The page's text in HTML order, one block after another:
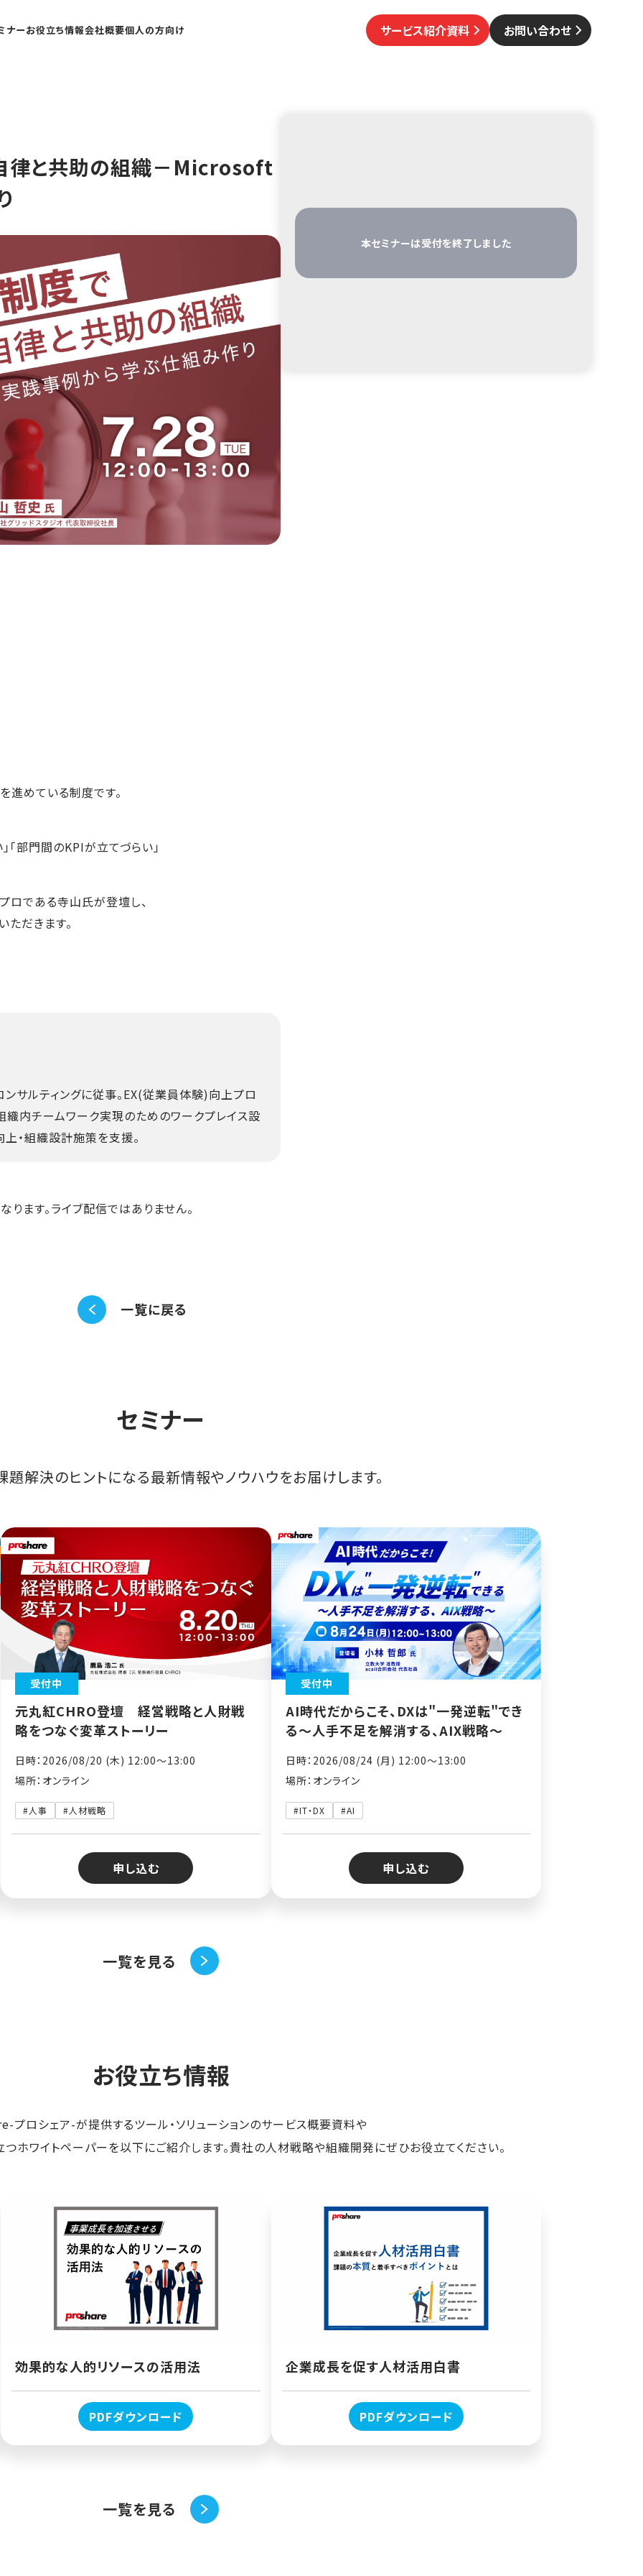
ナーお役立ち情報会社概要個人の方向け サービス紹介資料 お問い合わせ
律と共助の組織－Microsoft
進めている制度です。
「部門間のKPIが立てづらい」
ロである寺山氏が登壇し、
だきます。
サルティングに従事。EX(従業員体験)向上プロ
織内チームワーク実現のためのワークプレイス設
・組織設計施策を支援。
す。ライブ配信ではありません。
本セミナーは受付を終了しました
一覧に戻る
セミナー
題解決のヒントになる最新情報やノウハウをお届けします。
受付中
元丸紅CHRO登壇 経営戦略と人財戦
略をつなぐ変革ストーリー
日時：2026/08/20 (木) 12:00〜13:00
場所：オンライン
#人事 #人材戦略
申し込む
受付中
AI時代だからこそ、DXは"一発逆転"でき
る～人手不足を解消する、AIX戦略～
日時：2026/08/24 (月) 12:00〜13:00
場所：オンライン
#IT・DX #AI
申し込む
一覧を見る
お役立ち情報
プロシェア-が提供するツール・ソリューションのサービス概要資料や
ホワイトペーパーを以下にご紹介します。貴社の人材戦略や組織開発にぜひお役立てください。
効果的な人的リソースの活用法
PDFダウンロード
企業成長を促す人材活用白書
PDFダウンロード
一覧を見る